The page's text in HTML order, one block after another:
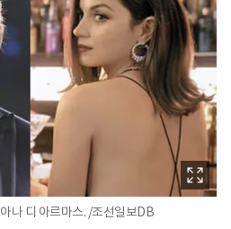
나 디 아르마스. /조선일보DB